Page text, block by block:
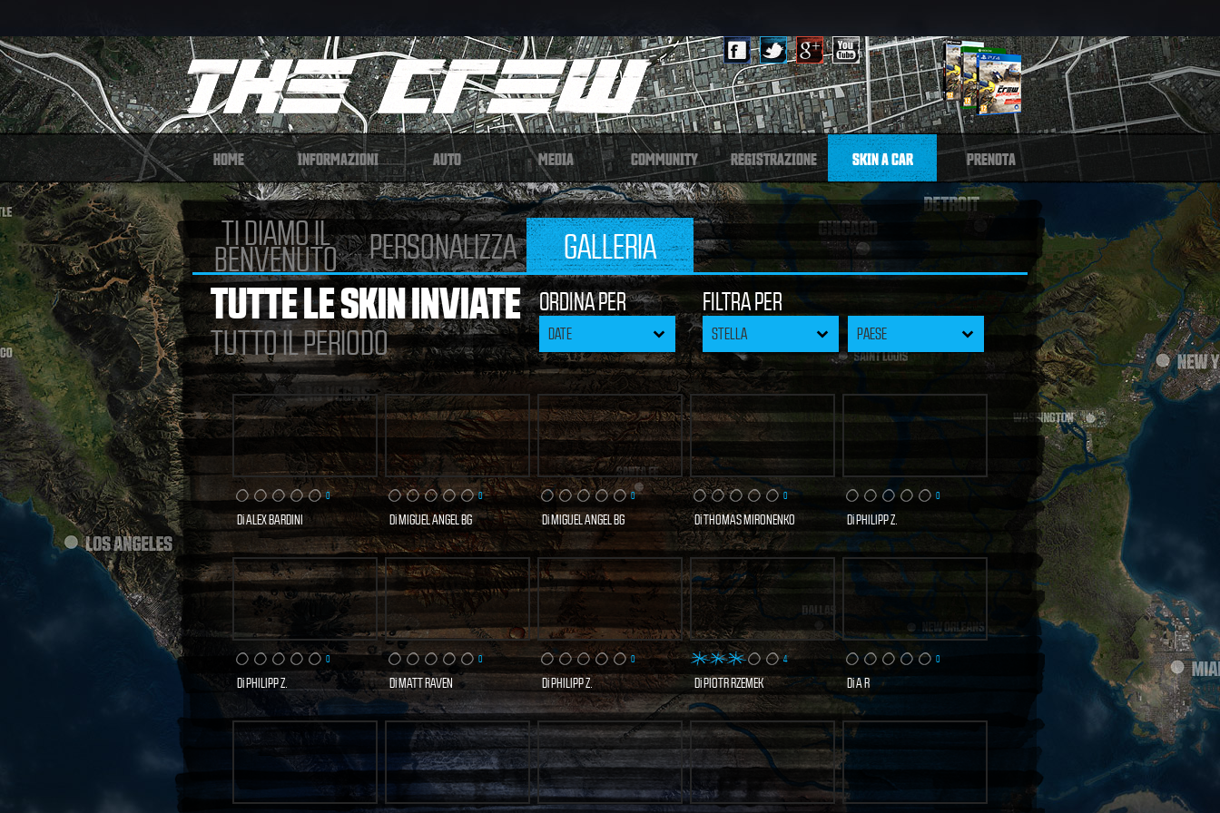
HOME INFORMAZIONI AUTO MEDIA COMMUNITY REGISTRAZIONE SKIN A CAR PRENOTA
TI DIAMO IL
BENVENUTO PERSONALIZZA GALLERIA
TUTTE LE SKIN INVIATE
TUTTO IL PERIODO
ORDINA PER
DATE
FILTRA PER
STELLA PAESE
0 VISITE
SCOPRI E VOTA
ORA
0
DiALEX BARDINI
0 VISITE
SCOPRI E VOTA
ORA
0
DiMIGUEL ANGEL BG
0 VISITE
SCOPRI E VOTA
ORA
0
DiMIGUEL ANGEL BG
0 VISITE
SCOPRI E VOTA
ORA
0
DiTHOMAS MIRONENKO
0 VISITE
SCOPRI E VOTA
ORA
0
DiPHILIPP Z.
0 VISITE
SCOPRI E VOTA
ORA
0
DiPHILIPP Z.
1 VISITE
SCOPRI E VOTA
ORA
0
DiMATT RAVEN
0 VISITE
SCOPRI E VOTA
ORA
0
DiPHILIPP Z.
6 VISITE
SCOPRI E VOTA
ORA
4
DiPIOTR RZEMEK
SCOPRI E VOTA
ORA
0
DiA R